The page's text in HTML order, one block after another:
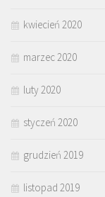
kwiecień 2020
marzec 2020
luty 2020
styczeń 2020
grudzień 2019
listopad 2019